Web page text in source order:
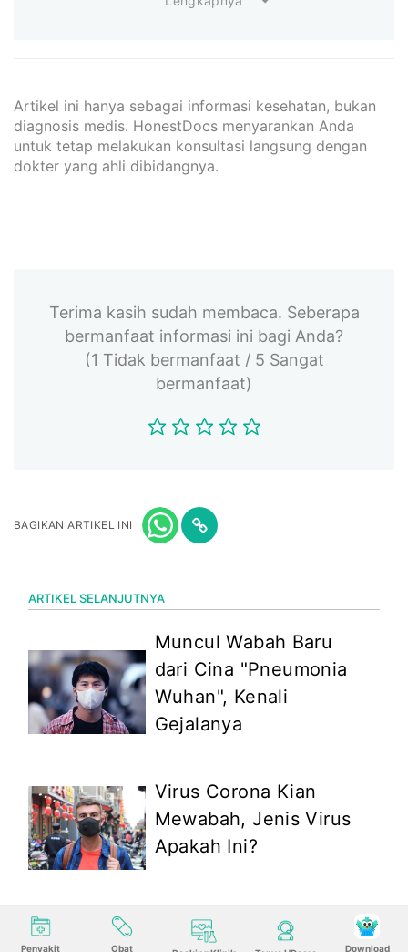
Artikel ini hanya sebagai informasi kesehatan, bukan
diagnosis medis. HonestDocs menyarankan Anda
untuk tetap melakukan konsultasi langsung dengan
dokter yang ahli dibidangnya.
Terima kasih sudah membaca. Seberapa
bermanfaat informasi ini bagi Anda?
(1 Tidak bermanfaat / 5 Sangat
bermanfaat)
BAGIKAN ARTIKEL INI
ARTIKEL SELANJUTNYA
Muncul Wabah Baru
dari Cina "Pneumonia
Wuhan", Kenali
Gejalanya
Virus Corona Kian
Mewabah, Jenis Virus
Apakah Ini?
Penyakit Obat Download